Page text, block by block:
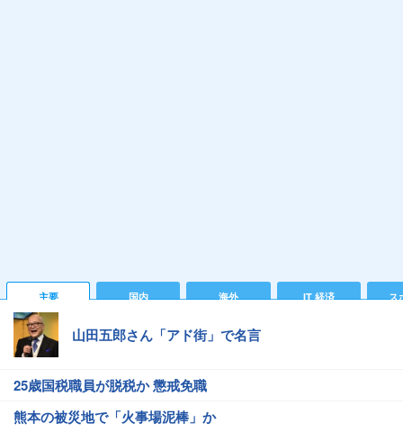
主要 国内 海外 IT 経済 ス
山田五郎さん「アド街」で名言
25歳国税職員が脱税か 懲戒免職
熊本の被災地で「火事場泥棒」か